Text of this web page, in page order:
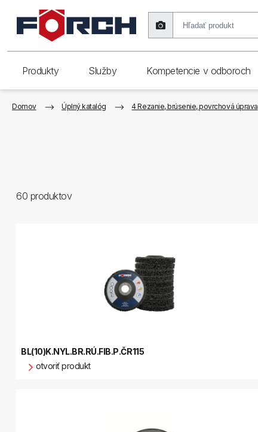
Produkty Služby Kompetencie v odboroch
Domov Úplný katalóg 4 Rezanie, brúsenie, povrchová úprava
60 produktov
BL(10)K.NYL.BR.RÚ.FIB.P.ČR115
otvoriť produkt